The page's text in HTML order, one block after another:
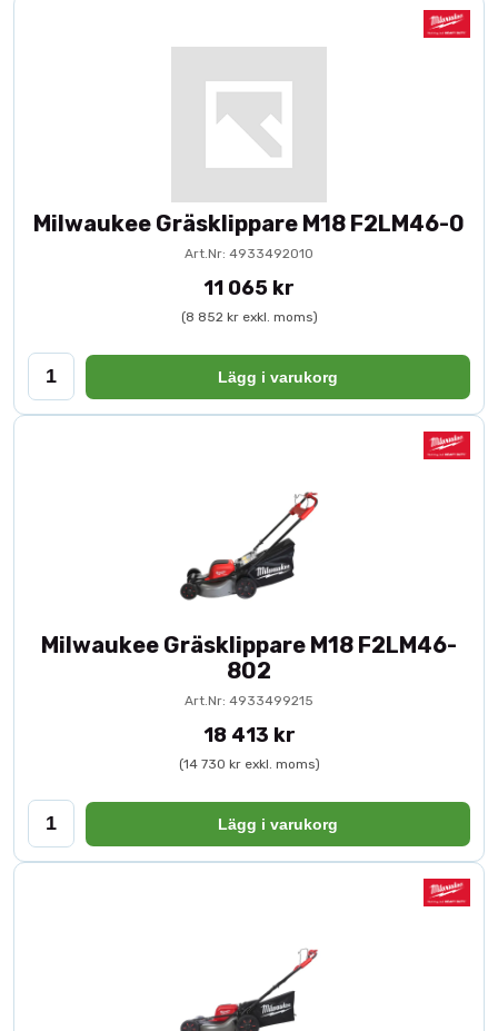
Milwaukee Gräsklippare M18 F2LM46-0
Art.Nr: 4933492010
11 065 kr
(8 852 kr exkl. moms)
Lägg i varukorg
Milwaukee Gräsklippare M18 F2LM46-
802
Art.Nr: 4933499215
18 413 kr
(14 730 kr exkl. moms)
Lägg i varukorg